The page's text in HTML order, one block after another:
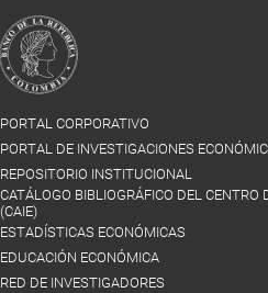
PORTAL CORPORATIVO
PORTAL DE INVESTIGACIONES
REPOSITORIO INSTITUCIONAL
CATÁLOGO BIBLIOGRÁFICO DEL CENTRO
(CAIE)
ESTADÍSTICAS ECONÓMICAS
EDUCACIÓN ECONÓMICA
RED DE INVESTIGADORES